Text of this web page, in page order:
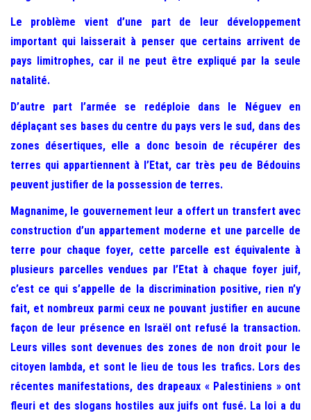
o
Le problème vient d’une part de leur développement
important qui laisserait à penser que certains arrivent de
pays limitrophes, car il ne peut être expliqué par la seule
natalité.
D’autre part l’armée se redéploie dans le Néguev en
déplaçant ses bases du centre du pays vers le sud, dans des
zones désertiques, elle a donc besoin de récupérer des
terres qui appartiennent à l’Etat, car très peu de Bédouins
peuvent justifier de la possession de terres.
Magnanime, le gouvernement leur a offert un transfert avec
construction d’un appartement moderne et une parcelle de
terre pour chaque foyer, cette parcelle est équivalente à
plusieurs parcelles vendues par l’Etat à chaque foyer juif,
c’est ce qui s’appelle de la discrimination positive, rien n’y
fait, et nombreux parmi ceux ne pouvant justifier en aucune
façon de leur présence en Israël ont refusé la transaction.
Leurs villes sont devenues des zones de non droit pour le
citoyen lambda, et sont le lieu de tous les trafics. Lors des
récentes manifestations, des drapeaux « Palestiniens » ont
fleuri et des slogans hostiles aux juifs ont fusé. La loi a du